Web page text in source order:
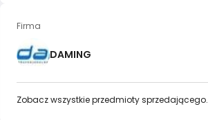
Firma
DAMING
Zobacz wszystkie przedmioty sprzedającego.